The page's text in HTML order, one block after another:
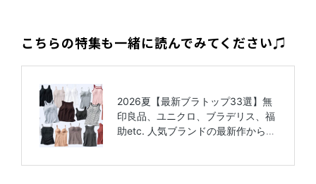
こちらの特集も一緒に読んでみてください♫